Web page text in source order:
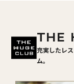
THE
充実したレ
ム。